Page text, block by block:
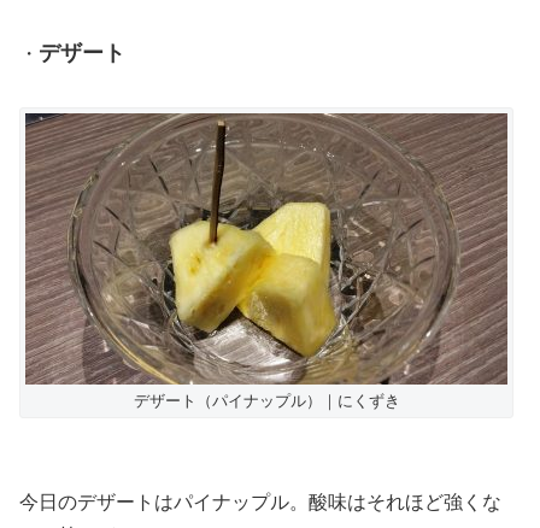
・ デザート
デザート（パイナップル）｜にくずき
今日のデザートはパイナップル。酸味はそれほど強くな